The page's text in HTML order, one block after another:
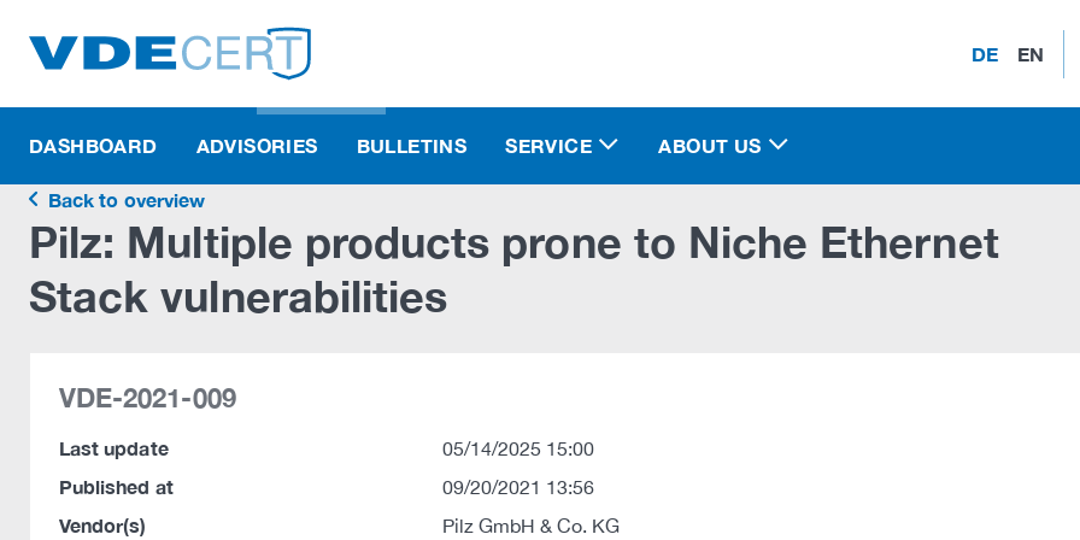
DE EN
DASHBOARD ADVISORIES BULLETINS SERVICE ABOUT US
Back to overview
Pilz: Multiple products prone to Niche Ethernet
Stack vulnerabilities
VDE-2021-009
Last update 05/14/2025 15:00
Published at 09/20/2021 13:56
Vendor(s) Pilz GmbH & Co. KG